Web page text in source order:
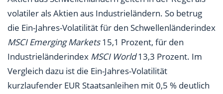
volatiler als Aktien aus Industrieländern. So betrug
die Ein-Jahres-Volatilität für den Schwellenländerindex
MSCI Emerging Markets15,1 Prozent, für den
Industrieländerindex MSCI World13,3 Prozent. Im
Vergleich dazu ist die Ein-Jahres-Volatilität
kurzlaufender EUR Staatsanleihen mit 0,5 % deutlich